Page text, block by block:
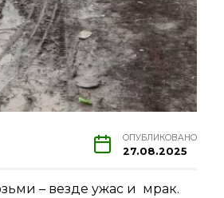
ОПУБЛИКОВАНО
27.08.2025
– везде ужас и мрак.